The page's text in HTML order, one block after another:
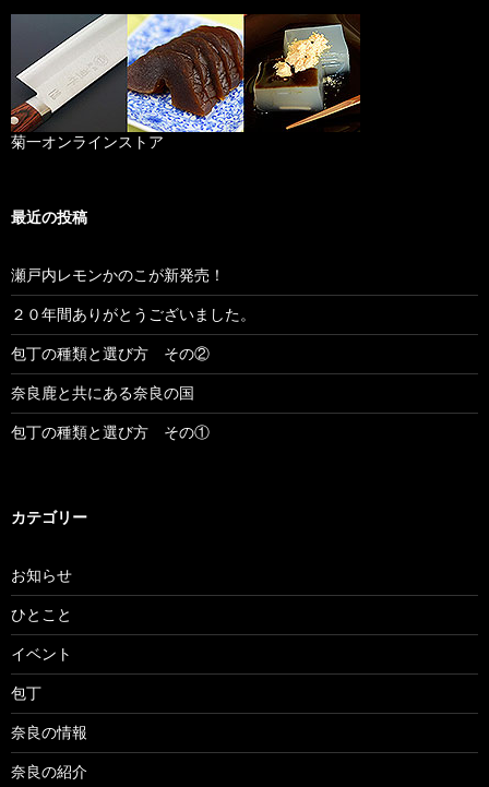
菊一オンラインストア
最近の投稿
瀬戸内レモンかのこが新発売！
２０年間ありがとうございました。
包丁の種類と選び方 その②
奈良鹿と共にある奈良の国
包丁の種類と選び方 その①
カテゴリー
お知らせ
ひとこと
イベント
包丁
奈良の情報
奈良の紹介